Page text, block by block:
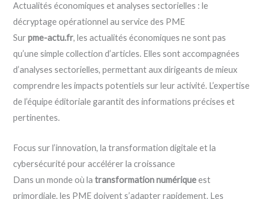
Actualités économiques et analyses sectorielles : le
décryptage opérationnel au service des PME
Surpme-actu.fr, les actualités économiques ne sont pas
qu’une simple collection d’articles. Elles sont accompagnées
d’analyses sectorielles, permettant aux dirigeants de mieux
comprendre les impacts potentiels sur leur activité. L’expertise
de l’équipe éditoriale garantit des informations précises et
pertinentes.
Focus sur l’innovation, la transformation digitale et la
cybersécurité pour accélérer la croissance
Dans un monde où latransformation numériqueest
primordiale, les PME doivent s’adapter rapidement. Les